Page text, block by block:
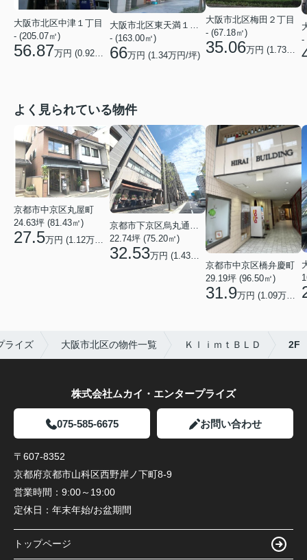
大阪市北区中津１丁目
- (205.07㎡)
56.87万円 (0.92万円/坪)
大阪市北区東天満１丁目
- (163.00㎡)
66万円 (1.34万円/坪)
大阪市北区梅田２丁目
- (67.18㎡)
35.06万円 (1.73 万
-
よく見られている物件
京都市中京区丸屋町
24.63坪 (81.43㎡)
27.5万円 (1.12万円/坪)
22.74坪 (75.20㎡)
32.53万円 (1.43万円/坪)
京都市中京区橋弁慶町
29.19坪 (96.50㎡)
31.9万円 (1.09万円/坪)
ライズ 大阪市北区の物件一覧 ＫｌｉｍｔＢＬＤ 2F
株式会社ムカイ・エンタープライズ
075-585-6675 お問い合わせ
〒607-8352
京都府京都市山科区西野岸ノ下町8-9
営業時間： 9:00～19:00
定休日： 年末年始/お盆期間
トップページ